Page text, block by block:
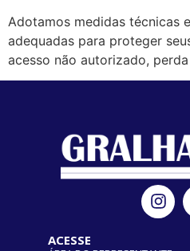
Adotamos medidas técnicas
adequadas para proteger
acesso não autorizado,
ACESSE